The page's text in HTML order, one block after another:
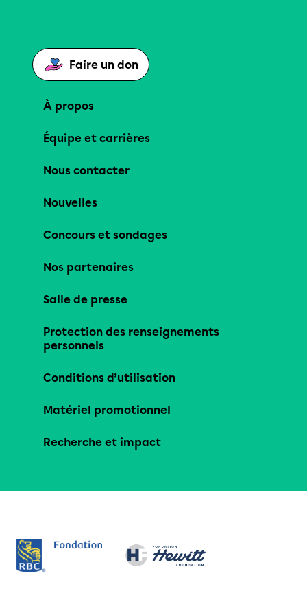
Faire un don
À propos
Équipe et carrières
Nous contacter
Nouvelles
Concours et sondages
Nos partenaires
Salle de presse
Protection des renseignements
personnels
Conditions d’utilisation
Matériel promotionnel
Recherche et impact